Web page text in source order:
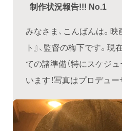
制作状況報告!!! No.1
みなさま、こんばんは。
ト』、監督の梅下です。
ての諸準備（特にスケジ
います！写真はプロデュ